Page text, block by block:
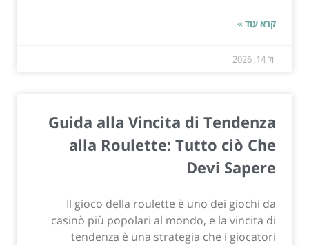
קרא עוד »
יול 14, 2026
Guida alla Vincita di Tendenza
alla Roulette: Tutto ciò Che
Devi Sapere
Il gioco della roulette è uno dei giochi da
casinò più popolari al mondo, e la vincita di
tendenza è una strategia che i giocatori